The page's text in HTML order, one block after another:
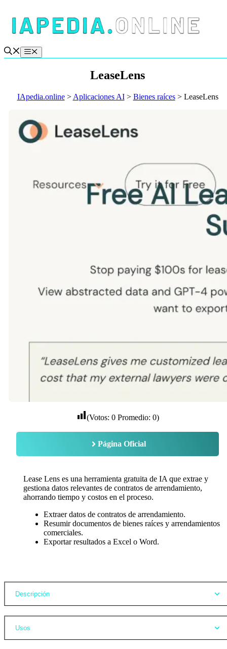
contenido
Menú
LeaseLens
IApedia.online> Aplicaciones AI> Bienes raíces> LeaseLens
(Votos: 0Promedio: 0)
Página Oficial
Lease Lens es una herramienta gratuita de IA que extrae y
gestiona datos relevantes de contratos de arrendamiento,
ahorrando tiempo y costos en el proceso.
Extraer datos de contratos de arrendamiento.
Resumir documentos de bienes raíces y arrendamientos
comerciales.
Exportar resultados a Excel o Word.
Descripción
Usos